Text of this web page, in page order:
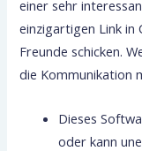
einer sehr
einzigartigen Link in
Freunde schicken.
die Kommunikation
Dieses
oder kann